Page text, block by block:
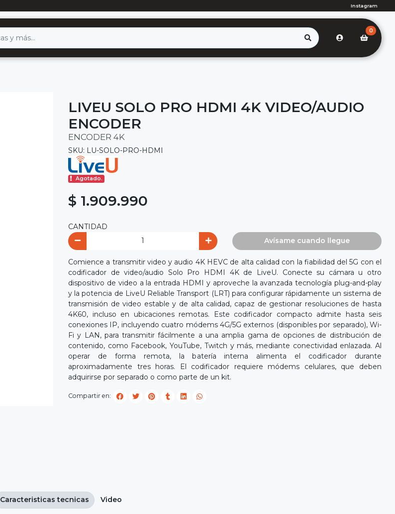
Instagram
0
LIVEU SOLO PRO HDMI 4K VIDEO/AUDIO
ENCODER
ENCODER 4K
SKU: LU-SOLO-PRO-HDMI
Agotado.
$ 1.909.990
CANTIDAD
Avísame cuando llegue
Comience a transmitir video y audio 4K HEVC de alta calidad con la fiabilidad del 5G con el
codificador de video/audio Solo Pro HDMI 4K de LiveU. Conecte su cámara u otro
dispositivo de video a la entrada HDMI y aproveche la avanzada tecnología plug-and-play
y la potencia de LiveU Reliable Transport (LRT) para configurar rápidamente un sistema de
transmisión de video estable y de alta calidad, capaz de gestionar resoluciones de hasta
4K60, incluso en ubicaciones remotas. Este codificador compacto admite hasta seis
conexiones IP, incluyendo cuatro módems 4G/5G externos (disponibles por separado), Wi-
Fi y LAN, para transmitir fácilmente a una amplia gama de opciones de distribución de
contenido, como Facebook, YouTube, Twitch y más, mediante conectividad enlazada. Al
operar de forma remota, la batería interna alimenta el codificador durante
aproximadamente tres horas. El codificador requiere módems celulares, que deben
adquirirse por separado o como parte de un kit.
Compartir en:
Caracteristicas tecnicas Video